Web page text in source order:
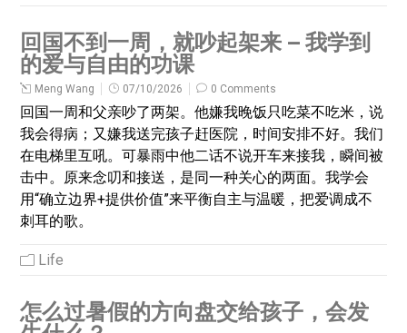
回国不到一周，就吵起架来 – 我学到
的爱与自由的功课
Meng Wang 07/10/2026 0 Comments
回国一周和父亲吵了两架。他嫌我晚饭只吃菜不吃米，说
我会得病；又嫌我送完孩子赶医院，时间安排不好。我们
在电梯里互吼。可暴雨中他二话不说开车来接我，瞬间被
击中。原来念叨和接送，是同一种关心的两面。我学会
用“确立边界+提供价值”来平衡自主与温暖，把爱调成不
刺耳的歌。
Life
怎么过暑假的方向盘交给孩子，会发